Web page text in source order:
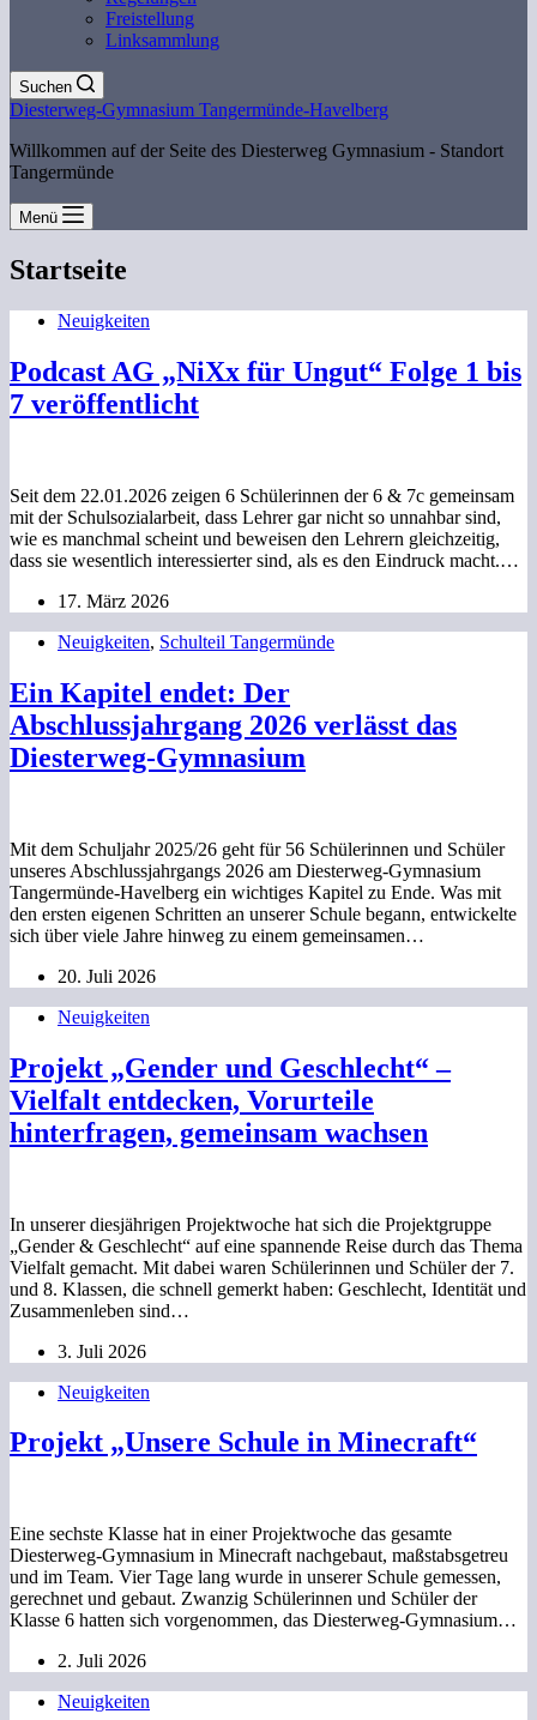
Freistellung
Linksammlung
Suchen
Diesterweg-Gymnasium Tangermünde-Havelberg
Willkommen auf der Seite des Diesterweg Gymnasium - Standort
Tangermünde
Menü
Startseite
Neuigkeiten
Podcast AG „NiXx für Ungut“ Folge 1 bis
7 veröffentlicht
Seit dem 22.01.2026 zeigen 6 Schülerinnen der 6 & 7c gemeinsam
mit der Schulsozialarbeit, dass Lehrer gar nicht so unnahbar sind,
wie es manchmal scheint und beweisen den Lehrern gleichzeitig,
dass sie wesentlich interessierter sind, als es den Eindruck macht.…
17. März 2026
Neuigkeiten, Schulteil Tangermünde
Ein Kapitel endet: Der
Abschlussjahrgang 2026 verlässt das
Diesterweg-Gymnasium
Mit dem Schuljahr 2025/26 geht für 56 Schülerinnen und Schüler
unseres Abschlussjahrgangs 2026 am Diesterweg-Gymnasium
Tangermünde-Havelberg ein wichtiges Kapitel zu Ende. Was mit
den ersten eigenen Schritten an unserer Schule begann, entwickelte
sich über viele Jahre hinweg zu einem gemeinsamen…
20. Juli 2026
Neuigkeiten
Projekt „Gender und Geschlecht“ –
Vielfalt entdecken, Vorurteile
hinterfragen, gemeinsam wachsen
In unserer diesjährigen Projektwoche hat sich die Projektgruppe
„Gender & Geschlecht“ auf eine spannende Reise durch das Thema
Vielfalt gemacht. Mit dabei waren Schülerinnen und Schüler der 7.
und 8. Klassen, die schnell gemerkt haben: Geschlecht, Identität und
Zusammenleben sind…
3. Juli 2026
Neuigkeiten
Projekt „Unsere Schule in Minecraft“
Eine sechste Klasse hat in einer Projektwoche das gesamte
Diesterweg-Gymnasium in Minecraft nachgebaut, maßstabsgetreu
und im Team. Vier Tage lang wurde in unserer Schule gemessen,
gerechnet und gebaut. Zwanzig Schülerinnen und Schüler der
Klasse 6 hatten sich vorgenommen, das Diesterweg-Gymnasium…
2. Juli 2026
Neuigkeiten